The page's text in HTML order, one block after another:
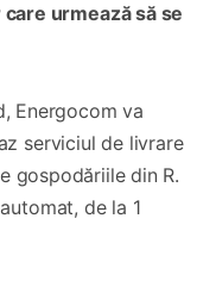
urmează să se
Energocom va
serviciul de livrare
gospodăriile din R.
de la 1